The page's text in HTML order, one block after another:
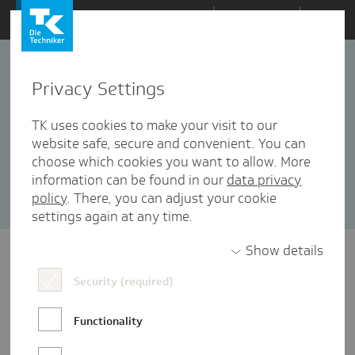
Zum
Inhalt
springen
Big Data
3 Artikel in dieser Kategorie enthalten
Sortieren nach: Datum Popularität
Privacy Settings
TK uses cookies to make your visit to our
website safe, secure and convenient. You can
choose which cookies you want to allow. More
information can be found in our data privacy
policy. There, you can adjust your cookie
settings again at any time.
Show details
Security (required)
Functionality